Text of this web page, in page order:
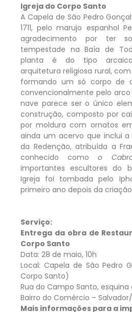
Igreja do Corpo Santo
A Capela de São Pedro
1711, pelo marujo espanhol
agradecimento por ter
tempestade na Baía de
planta é do tipo
arquitetura religiosa rural,
formando um só corpo de
convencionalmente pelo
nave parece ser o único
construção, composto por
por moldura com ornatos
ainda um acervo que inclui
da Redenção, atribuída a
conhecido comoo
importantes escultores do
Igreja foi tombada pelo
primeiro ano depois da
Serviço:
Entrega da obra de
Corpo Santo
Data: 28 de maio, 10h
Local: Capela de São Pedro
Corpo Santo)
Rua do Campo Santo,
Bairro do Comércio –
Mais informações para a